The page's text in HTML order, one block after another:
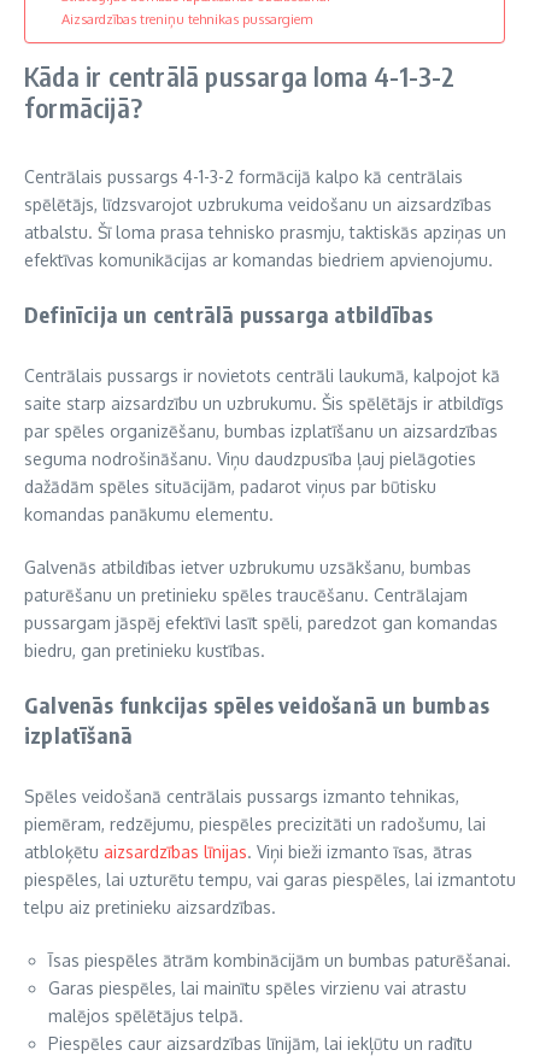
Aizsardzības treniņu tehnikas pussargiem
Kāda ir centrālā pussarga loma 4-1-3-2
formācijā?
Centrālais pussargs 4-1-3-2 formācijā kalpo kā centrālais
spēlētājs, līdzsvarojot uzbrukuma veidošanu un aizsardzības
atbalstu. Šī loma prasa tehnisko prasmju, taktiskās apziņas un
efektīvas komunikācijas ar komandas biedriem apvienojumu.
Definīcija un centrālā pussarga atbildības
Centrālais pussargs ir novietots centrāli laukumā, kalpojot kā
saite starp aizsardzību un uzbrukumu. Šis spēlētājs ir atbildīgs
par spēles organizēšanu, bumbas izplatīšanu un aizsardzības
seguma nodrošināšanu. Viņu daudzpusība ļauj pielāgoties
dažādām spēles situācijām, padarot viņus par būtisku
komandas panākumu elementu.
Galvenās atbildības ietver uzbrukumu uzsākšanu, bumbas
paturēšanu un pretinieku spēles traucēšanu. Centrālajam
pussargam jāspēj efektīvi lasīt spēli, paredzot gan komandas
biedru, gan pretinieku kustības.
Galvenās funkcijas spēles veidošanā un bumbas
izplatīšanā
Spēles veidošanā centrālais pussargs izmanto tehnikas,
piemēram, redzējumu, piespēles precizitāti un radošumu, lai
atbloķētu aizsardzības līnijas. Viņi bieži izmanto īsas, ātras
piespēles, lai uzturētu tempu, vai garas piespēles, lai izmantotu
telpu aiz pretinieku aizsardzības.
Īsas piespēles ātrām kombinācijām un bumbas paturēšanai.
Garas piespēles, lai mainītu spēles virzienu vai atrastu
malējos spēlētājus telpā.
Piespēles caur aizsardzības līnijām, lai iekļūtu un radītu